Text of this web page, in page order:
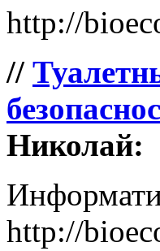
http://
//
Николай:
http://